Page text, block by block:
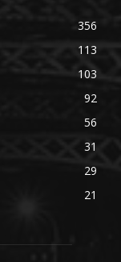
356
113
103
92
56
31
29
21